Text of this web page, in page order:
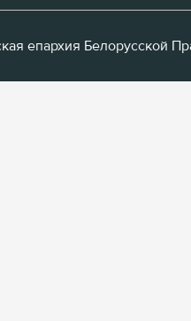
епархия Белорусской